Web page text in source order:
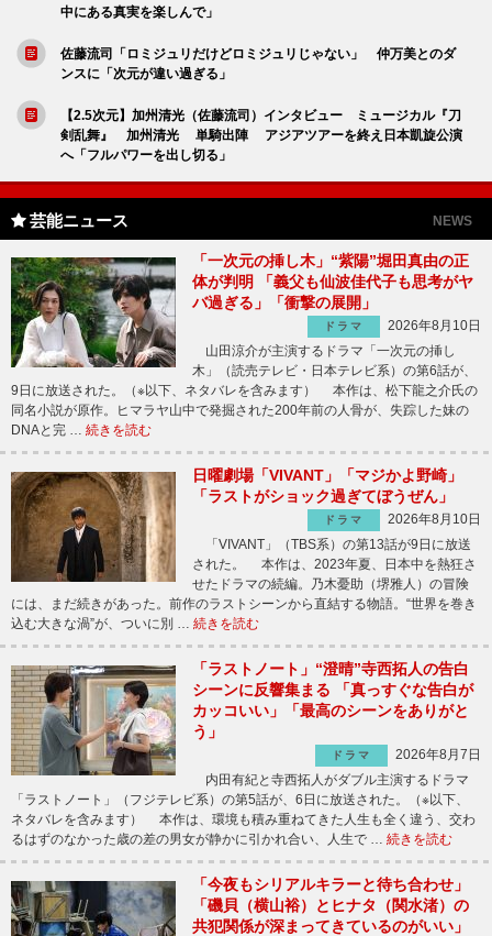
中にある真実を楽しんで」
佐藤流司「ロミジュリだけどロミジュリじゃない」 仲万美とのダ
ンスに「次元が違い過ぎる」
【2.5次元】加州清光（佐藤流司）インタビュー ミュージカル『刀
剣乱舞』 加州清光 単騎出陣 アジアツアーを終え日本凱旋公演
へ「フルパワーを出し切る」
芸能ニュース NEWS
「一次元の挿し木」“紫陽”堀田真由の正
体が判明 「義父も仙波佳代子も思考がヤ
バ過ぎる」「衝撃の展開」
ドラマ
2026年8月10日
山田涼介が主演するドラマ「一次元の挿し
木」（読売テレビ・日本テレビ系）の第6話が、
9日に放送された。（※以下、ネタバレを含みます） 本作は、松下龍之介氏の
同名小説が原作。ヒマラヤ山中で発掘された200年前の人骨が、失踪した妹の
DNAと完 … 続きを読む
日曜劇場「VIVANT」「マジかよ野崎」
「ラストがショック過ぎてぼうぜん」
ドラマ
2026年8月10日
「VIVANT」（TBS系）の第13話が9日に放送
された。 本作は、2023年夏、日本中を熱狂さ
せたドラマの続編。乃木憂助（堺雅人）の冒険
には、まだ続きがあった。前作のラストシーンから直結する物語。“世界を巻き
込む大きな渦”が、ついに別 … 続きを読む
「ラストノート」“澄晴”寺西拓人の告白
シーンに反響集まる 「真っすぐな告白が
カッコいい」「最高のシーンをありがと
う」
ドラマ
2026年8月7日
内田有紀と寺西拓人がダブル主演するドラマ
「ラストノート」（フジテレビ系）の第5話が、6日に放送された。（※以下、
ネタバレを含みます） 本作は、環境も積み重ねてきた人生も全く違う、交わ
るはずのなかった歳の差の男女が静かに引かれ合い、人生で … 続きを読む
「今夜もシリアルキラーと待ち合わせ」
「磯貝（横山裕）とヒナタ（関水渚）の
共犯関係が深まってきているのがいい」